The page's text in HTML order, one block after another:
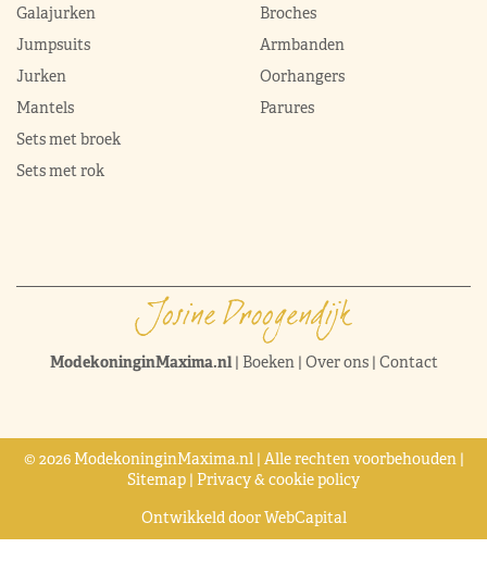
Galajurken
Jumpsuits
Jurken
Mantels
Sets met broek
Sets met rok
Broches
Armbanden
Oorhangers
Parures
ModekoninginMaxima.nl| Boeken| Over ons| Contact
© 2026 ModekoninginMaxima.nl | Alle rechten voorbehouden |
Sitemap | Privacy & cookie policy
Ontwikkeld doorWebCapital